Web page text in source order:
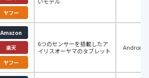
ヤフー
Amazon
楽天
ヤフー
6つのセンサーを搭載したア
イリスオーヤマのタブレット
Android